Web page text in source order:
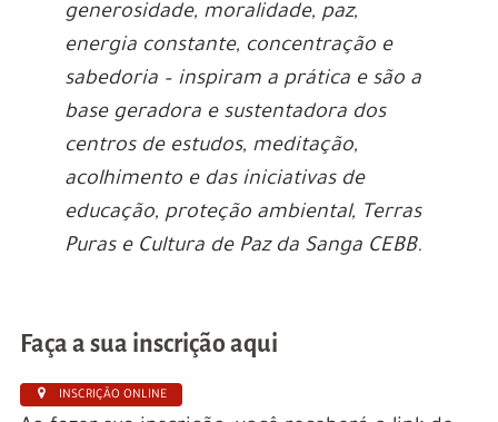
generosidade, moralidade, paz,
energia constante, concentração e
sabedoria – inspiram a prática e são a
base geradora e sustentadora dos
centros de estudos, meditação,
acolhimento e das iniciativas de
educação, proteção ambiental, Terras
Puras e Cultura de Paz da Sanga CEBB.
Faça a sua inscrição aqui
INSCRIÇÃO ONLINE